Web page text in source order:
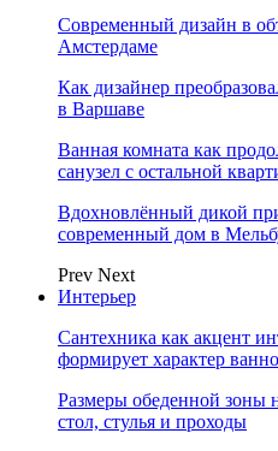
Современный дизайн в
Амстердаме
Как дизайнер
в Варшаве
Ванная комната как
санузел с остальной
Вдохновлённый дикой
современный дом в
Prev Next
Интерьер
Сантехника как акцент
формирует характер
Размеры обеденной зоны
стол, стулья и проходы